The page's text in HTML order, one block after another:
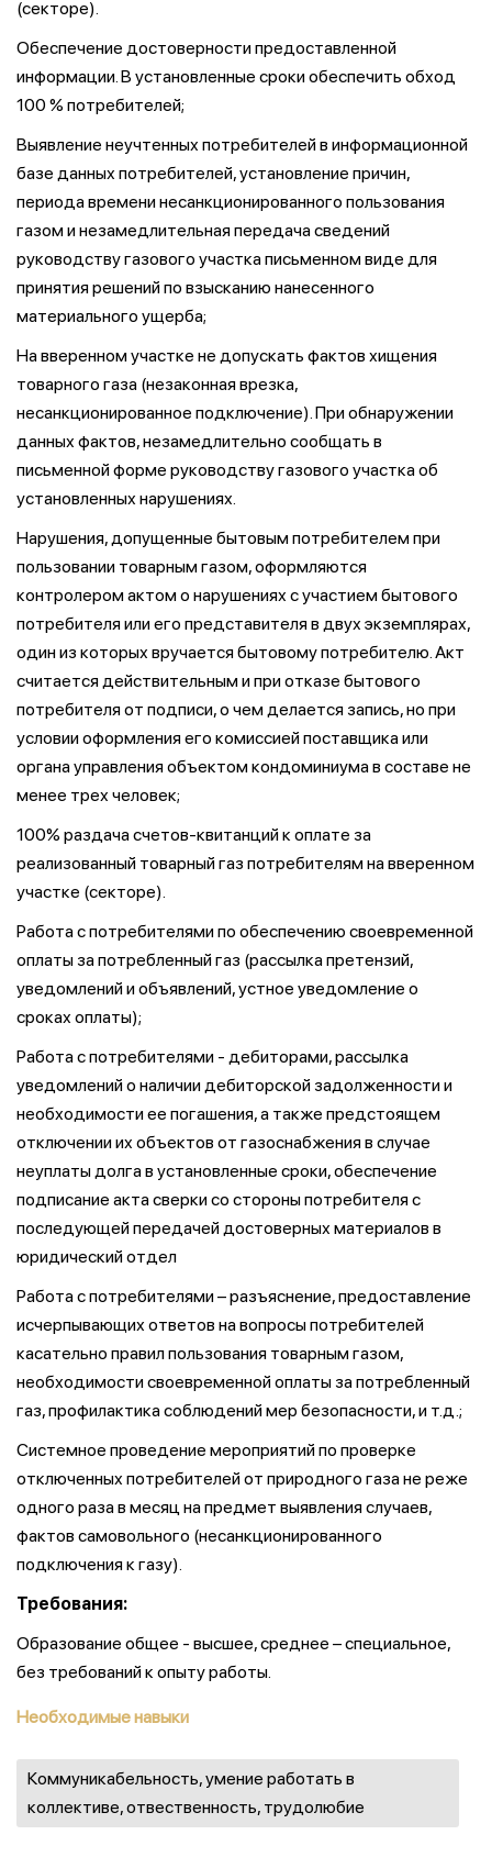
(секторе).
Обеспечение достоверности предоставленной
информации. В установленные сроки обеспечить обход
100 % потребителей;
Выявление неучтенных потребителей в информационной
базе данных потребителей, установление причин,
периода времени несанкционированного пользования
газом и незамедлительная передача сведений
руководству газового участка письменном виде для
принятия решений по взысканию нанесенного
материального ущерба;
На вверенном участке не допускать фактов хищения
товарного газа (незаконная врезка,
несанкционированное подключение). При обнаружении
данных фактов, незамедлительно сообщать в
письменной форме руководству газового участка об
установленных нарушениях.
Нарушения, допущенные бытовым потребителем при
пользовании товарным газом, оформляются
контролером актом о нарушениях с участием бытового
потребителя или его представителя в двух экземплярах,
один из которых вручается бытовому потребителю. Акт
считается действительным и при отказе бытового
потребителя от подписи, о чем делается запись, но при
условии оформления его комиссией поставщика или
органа управления объектом кондоминиума в составе не
менее трех человек;
100% раздача счетов-квитанций к оплате за
реализованный товарный газ потребителям на вверенном
участке (секторе).
Работа с потребителями по обеспечению своевременной
оплаты за потребленный газ (рассылка претензий,
уведомлений и объявлений, устное уведомление о
сроках оплаты);
Работа с потребителями - дебиторами, рассылка
уведомлений о наличии дебиторской задолженности и
необходимости ее погашения, а также предстоящем
отключении их объектов от газоснабжения в случае
неуплаты долга в установленные сроки, обеспечение
подписание акта сверки со стороны потребителя с
последующей передачей достоверных материалов в
юридический отдел
Работа с потребителями – разъяснение, предоставление
исчерпывающих ответов на вопросы потребителей
касательно правил пользования товарным газом,
необходимости своевременной оплаты за потребленный
газ, профилактика соблюдений мер безопасности, и т.д.;
Системное проведение мероприятий по проверке
отключенных потребителей от природного газа не реже
одного раза в месяц на предмет выявления случаев,
фактов самовольного (несанкционированного
подключения к газу).
Требования:
Образование общее - высшее, среднее – специальное,
без требований к опыту работы.
Необходимые навыки
Коммуникабельность, умение работать в
коллективе, отвественность, трудолюбие